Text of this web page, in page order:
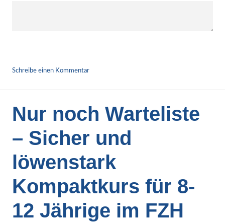
Schreibe einen Kommentar
Nur noch Warteliste
– Sicher und
löwenstark
Kompaktkurs für 8-
12 Jährige im FZH